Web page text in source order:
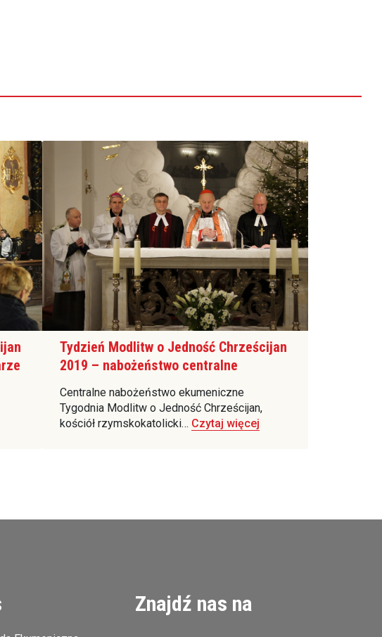
Tydzień Modlitw o Jedność Chrześcijan
2019 – nabożeństwo centralne
Centralne nabożeństwo ekumeniczne
Tygodnia Modlitw o Jedność Chrześcijan,
kościół rzymskokatolicki… Czytaj więcej
Znajdź nas na